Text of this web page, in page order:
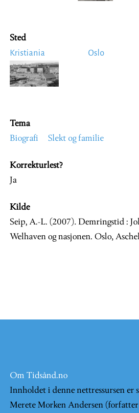
Sted
Kristiania
Image
Oslo
Tema
Biografi
Slekt og familie
Korrekturlest?
Ja
Kilde
Seip, A.-L. (2007). Demringstid :
Welhaven og nasjonen. Oslo,
Om Tidsånd.no
Innholdet i denne nettressursen er
Merete Morken Andersen (forfatter